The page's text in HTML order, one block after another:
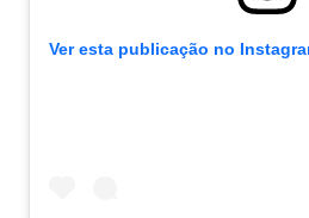
Ver esta publicação no